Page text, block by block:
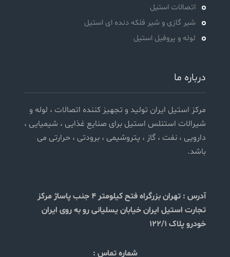
اتصالات استیل
شیر گازی و شیر فلکه دنده ای استیل
لوله و پروفیل استیل
درباره ما
مرکز استیل ایران تولید و تجهیز کننده اتصالات ، لوله و
شیرالات استنلس استیل برای صنایع غذایی ، شیمیایی ،
دارویی ، نفت ، گاز ، پتروشیمی ، برودتی ، حرارتی می
باشد.
آدرس :
تهران بزرگراه فتح کیلومتر 4 جنب پاساژ مرکز
تجارت استیل ایران خیابان یسلیانی رو به روی ایران
خودرو پلاک 122/1
شماره تماس :